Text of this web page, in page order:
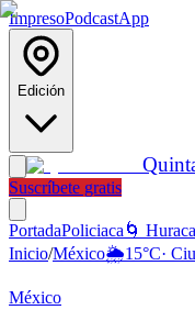
ImpresoPodcastApp
Edición
Suscríbete gratis
PortadaPoliciaca 🌀
Inicio/México🌦️15°C·
México